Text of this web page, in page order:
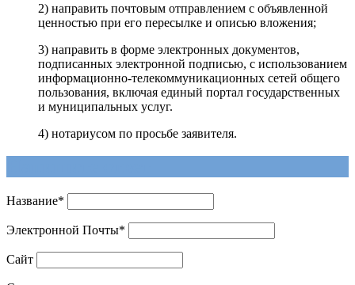
2) направить почтовым отправлением с объявленной
ценностью при его пересылке и описью вложения;
3) направить в форме электронных документов,
подписанных электронной подписью, с использованием
информационно-телекоммуникационных сетей общего
пользования, включая единый портал государственных
и муниципальных услуг.
4) нотариусом по просьбе заявителя.
Название*
Электронной Почты*
Сайт